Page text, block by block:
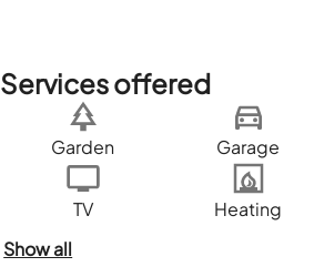
Services offered
Garden Garage
TV Heating
Show all